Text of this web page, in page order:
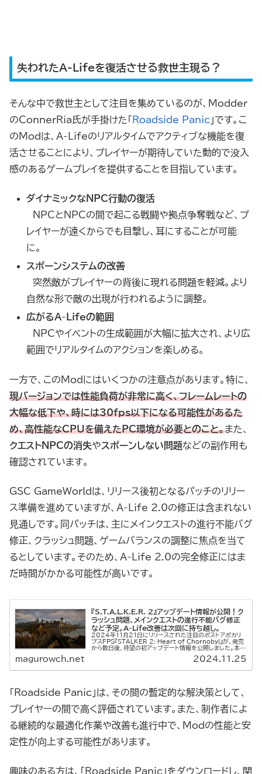
失われたA-Lifeを復活させる救世主現る？
そんな中で救世主として注目を集めているのが、Modder
のConnerRia氏が手掛けた「
Roadside Panic 」です。こ
のModは、A-Lifeのリアルタイムでアクティブな機能を復
活させることにより、プレイヤーが期待していた動的で没入
感のあるゲームプレイを提供することを目指しています。
ダイナミックなNPC行動の復活
NPCとNPCの間で起こる戦闘や拠点争奪戦など、プ
レイヤーが遠くからでも目撃し、耳にすることが可能
に。
スポーンシステムの改善
突然敵がプレイヤーの背後に現れる問題を軽減。より
自然な形で敵の出現が行われるように調整。
広がるA-Lifeの範囲
NPCやイベントの生成範囲が大幅に拡大され、より広
範囲でリアルタイムのアクションを楽しめる。
一方で、このModにはいくつかの注意点があります。特に、
現バージョンでは性能負荷が非常に高く、フレームレートの
大幅な低下や、時には30fps以下になる可能性があるた
め、高性能なCPUを備えたPC環境が必要とのこと。また、
クエストNPCの消失やスポーンしない問題などの副作用も
確認されています。
GSC GameWorldは、リリース後初となるパッチのリリー
ス準備を進めていますが、A-Life 2.0の修正は含まれない
見通しです。同パッチは、主にメインクエストの進行不能バグ
修正、クラッシュ問題、ゲームバランスの調整に焦点を当て
るとしています。そのため、A-Life 2.0の完全修正にはま
だ時間がかかる可能性が高いです。
『S.T.A.L.K.E.R. 2』アップデート情報が公開！ク
ラッシュ問題、メインクエストの進行不能バグ修正
など予定。A-Life改善は次回に持ち越し。
2024年11月21日にリリースされた注目のポストアポカリ
プスFPS『STALKER 2: Heart of Chornobyl』が、発売
から数日後、待望の初アップデート情報を公開しました。本作
magurowch.net 2024.11.25
「Roadside Panic」は、その間の暫定的な解決策として、
プレイヤーの間で高く評価されています。また、制作者によ
る継続的な最適化作業や改善も進行中で、Modの性能と安
定性が向上する可能性があります。
興味のある方は、「Roadside Panic」をダウンロードし、関